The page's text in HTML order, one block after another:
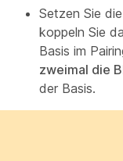
Setzen Sie
koppeln Sie
Basis im
zweimal die
der Basis.